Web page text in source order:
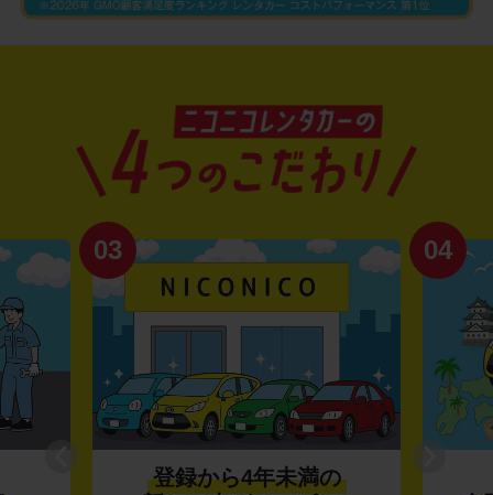
03
登録から4年未満の
04